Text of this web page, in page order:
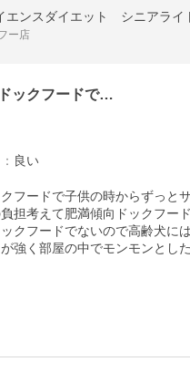
エンスダイエット シニア
ー店
ックフードで…
： 良い
フードで子供の時からずっと
担考えて肥満傾向ドックフー
クフードでないので高齢犬に
強く部屋の中でモンモンとし